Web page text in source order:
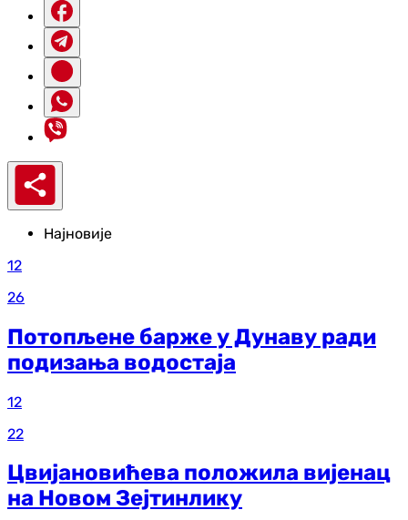
Најновије
12
26
Потопљене барже у Дунаву ради
подизања водостаја
12
22
Цвијановићева положила вијенац
на Новом Зејтинлику